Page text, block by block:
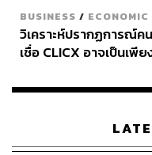
BUSINESS / ECONOMIC
วิเคราะห์ปรากฏการณ์
เชื่อ CLICX อาจเป็นเพี
เรือนไทยที่ถูกซุกไว้